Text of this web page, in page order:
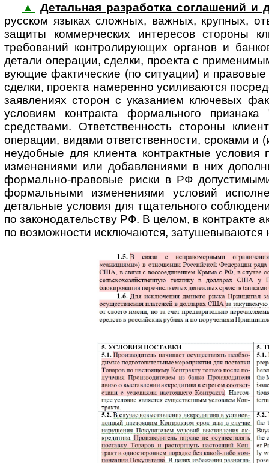
▲
Детальная разработка соглашений и
русском языках сложных, важных, крупных,
защиты коммер­ческих интересов стороны
требований конт­ро­ли­ру­ю­щих органов и
детали операции, сделки, проекта с
ву­ю­щие факти­ческие (по ситуации) и
сделки, проекта намеренно усили­ваются
заявлениях сторон с указанием ключевых
условиям контракта формаль­ного
средствами. Ответст­венность стороны
операции, видами ответственности, сроками
неудобные для клиента конт­рактные
изменениями или добав­лениями в них
формаль­но-пра­вовые риски в РФ
формаль­ными измене­ниями условий
детальные условия для тщатель­ного
по зако­но­да­тель­ству РФ. В целом, в контракте
по возможности исключаются, затуше­выва­ются